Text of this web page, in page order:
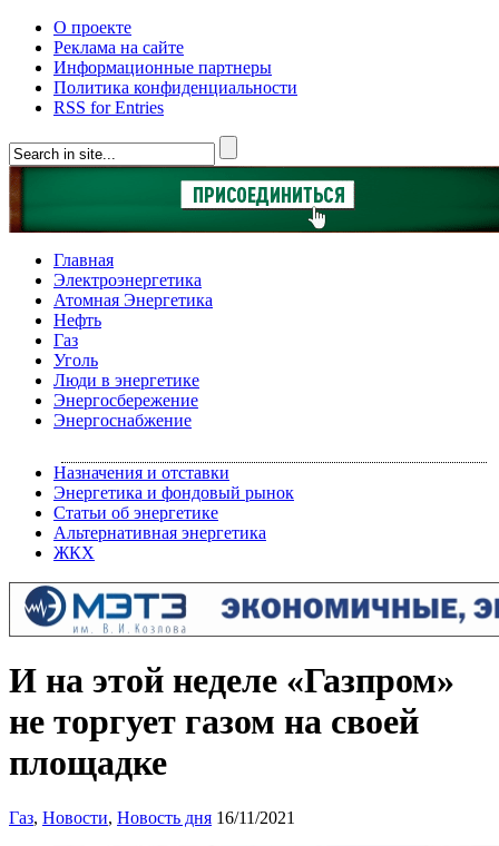
О проекте
Реклама на сайте
Информационные партнеры
Политика конфиденциальности
RSS for Entries
Главная
Электроэнергетика
Атомная Энергетика
Нефть
Газ
Уголь
Люди в энергетике
Энергосбережение
Энергоснабжение
Назначения и отставки
Энергетика и фондовый рынок
Статьи об энергетике
Альтернативная энергетика
ЖКХ
И на этой неделе «Газпром»
не торгует газом на своей
площадке
Газ, Новости, Новость дня 16/11/2021